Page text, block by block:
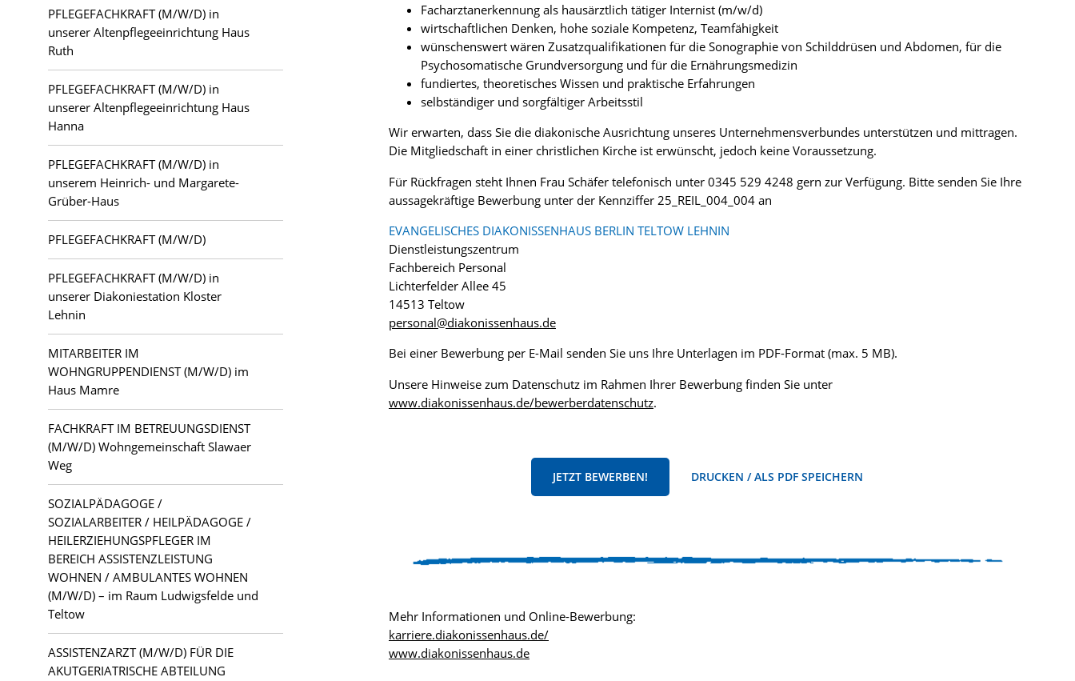
PFLEGEFACHKRAFT (M/W/D) in
unserer Altenpflegeeinrichtung Haus
Ruth
PFLEGEFACHKRAFT (M/W/D) in
unserer Altenpflegeeinrichtung Haus
Hanna
PFLEGEFACHKRAFT (M/W/D) in
unserem Heinrich- und Margarete-
Grüber-Haus
PFLEGEFACHKRAFT (M/W/D)
PFLEGEFACHKRAFT (M/W/D) in
unserer Diakoniestation Kloster
Lehnin
MITARBEITER IM
WOHNGRUPPENDIENST (M/W/D) im
Haus Mamre
FACHKRAFT IM BETREUUNGSDIENST
(M/W/D) Wohngemeinschaft Slawaer
Weg
SOZIALPÄDAGOGE /
SOZIALARBEITER / HEILPÄDAGOGE /
HEILERZIEHUNGSPFLEGER IM
BEREICH ASSISTENZLEISTUNG
WOHNEN / AMBULANTES WOHNEN
(M/W/D) – im Raum Ludwigsfelde und
Teltow
ASSISTENZARZT (M/W/D) FÜR DIE
AKUTGERIATRISCHE ABTEILUNG
Facharztanerkennung als hausärztlich tätiger Internist (m/w/d)
wirtschaftlichen Denken, hohe soziale Kompetenz, Teamfähigkeit
wünschenswert wären Zusatzqualifikationen für die Sonographie von Schilddrüsen und Abdomen, für die
Psychosomatische Grundversorgung und für die Ernährungsmedizin
fundiertes, theoretisches Wissen und praktische Erfahrungen
selbständiger und sorgfältiger Arbeitsstil
Wir erwarten, dass Sie die diakonische Ausrichtung unseres Unternehmensverbundes unterstützen und mittragen.
Die Mitgliedschaft in einer christlichen Kirche ist erwünscht, jedoch keine Voraussetzung.
Für Rückfragen steht Ihnen Frau Schäfer telefonisch unter 0345 529 4248 gern zur Verfügung. Bitte senden Sie Ihre
aussagekräftige Bewerbung unter der Kennziffer 25_REIL_004_004 an
EVANGELISCHES DIAKONISSENHAUS BERLIN TELTOW LEHNIN
Dienstleistungszentrum
Fachbereich Personal
Lichterfelder Allee 45
14513 Teltow
personal@diakonissenhaus.de
Bei einer Bewerbung per E-Mail senden Sie uns Ihre Unterlagen im PDF-Format (max. 5 MB).
Unsere Hinweise zum Datenschutz im Rahmen Ihrer Bewerbung finden Sie unter
www.diakonissenhaus.de/bewerberdatenschutz.
JETZT BEWERBEN! DRUCKEN / ALS PDF SPEICHERN
Mehr Informationen und Online-Bewerbung:
karriere.diakonissenhaus.de/
www.diakonissenhaus.de